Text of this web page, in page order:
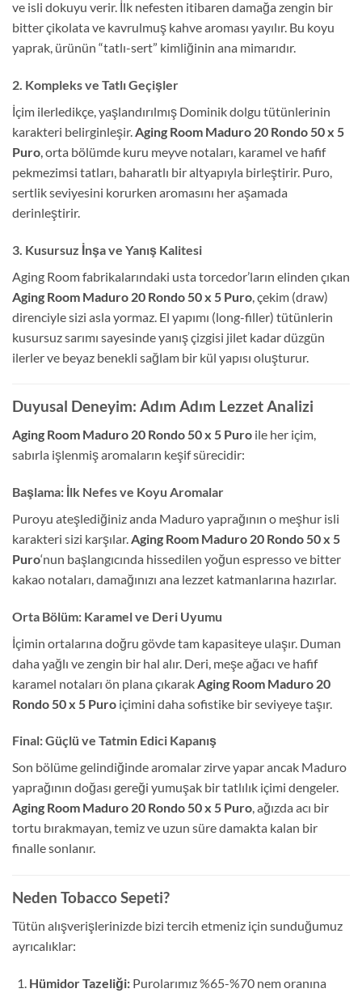
ve isli dokuyu verir. İlk nefesten itibaren damağa zengin bir
bitter çikolata ve kavrulmuş kahve aroması yayılır. Bu koyu
yaprak, ürünün “tatlı-sert” kimliğinin ana mimarıdır.
2. Kompleks ve Tatlı Geçişler
İçim ilerledikçe, yaşlandırılmış Dominik dolgu tütünlerinin
karakteri belirginleşir.Aging Room Maduro 20 Rondo 50 x 5
Puro, orta bölümde kuru meyve notaları, karamel ve hafif
pekmezimsi tatları, baharatlı bir altyapıyla birleştirir. Puro,
sertlik seviyesini korurken aromasını her aşamada
derinleştirir.
3. Kusursuz İnşa ve Yanış Kalitesi
Aging Room fabrikalarındaki usta torcedor’ların elinden çıkan
Aging Room Maduro 20 Rondo 50 x 5 Puro , çekim (draw)
direnciyle sizi asla yormaz. El yapımı (long-filler) tütünlerin
kusursuz sarımı sayesinde yanış çizgisi jilet kadar düzgün
ilerler ve beyaz benekli sağlam bir kül yapısı oluşturur.
Duyusal Deneyim: Adım Adım Lezzet Analizi
Aging Room Maduro 20 Rondo 50 x 5 Puro ile her içim,
sabırla işlenmiş aromaların keşif sürecidir:
Başlama: İlk Nefes ve Koyu Aromalar
Puroyu ateşlediğiniz anda Maduro yaprağının o meşhur isli
karakteri sizi karşılar.Aging Room Maduro 20 Rondo 50 x 5
Puro‘nun başlangıcında hissedilen yoğun espresso ve bitter
kakao notaları, damağınızı ana lezzet katmanlarına hazırlar.
Orta Bölüm: Karamel ve Deri Uyumu
İçimin ortalarına doğru gövde tam kapasiteye ulaşır. Duman
daha yağlı ve zengin bir hal alır. Deri, meşe ağacı ve hafif
karamel notaları ön plana çıkarak Aging Room Maduro 20
Rondo 50 x 5 Puro içimini daha sofistike bir seviyeye taşır.
Final: Güçlü ve Tatmin Edici Kapanış
Son bölüme gelindiğinde aromalar zirve yapar ancak Maduro
yaprağının doğası gereği yumuşak bir tatlılık içimi dengeler.
Aging Room Maduro 20 Rondo 50 x 5 Puro, ağızda acı bir
tortu bırakmayan, temiz ve uzun süre damakta kalan bir
finalle sonlanır.
Neden Tobacco Sepeti?
Tütün alışverişlerinizde bizi tercih etmeniz için sunduğumuz
ayrıcalıklar:
Hümidor Tazeliği:Purolarımız %65-%70 nem oranına